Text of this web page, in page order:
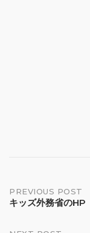
Post
PREVIOUS POST
キッズ外務省のHP